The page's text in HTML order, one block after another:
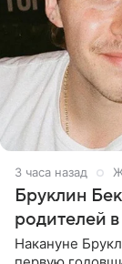
3 часа назад
Бруклин
родителей
Накануне